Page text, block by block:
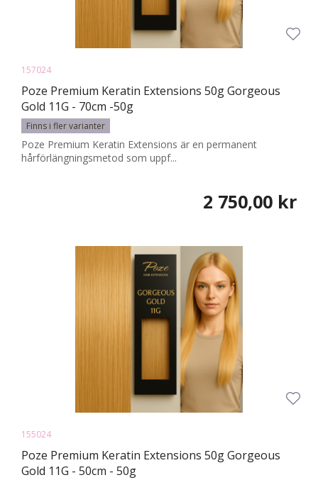
157024
Poze Premium Keratin Extensions 50g Gorgeous
Gold 11G - 70cm -50g
Finns i fler varianter
Poze Premium Keratin Extensions är en permanent
hårförlängningsmetod som uppf...
2 750,00 kr
155024
Poze Premium Keratin Extensions 50g Gorgeous
Gold 11G - 50cm - 50g